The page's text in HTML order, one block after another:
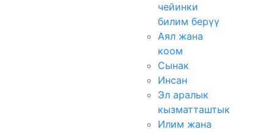
чейинки
билим берүү
Аял жана
коом
Сынак
Инсан
Эл аралык
кызматташтык
Илим жана